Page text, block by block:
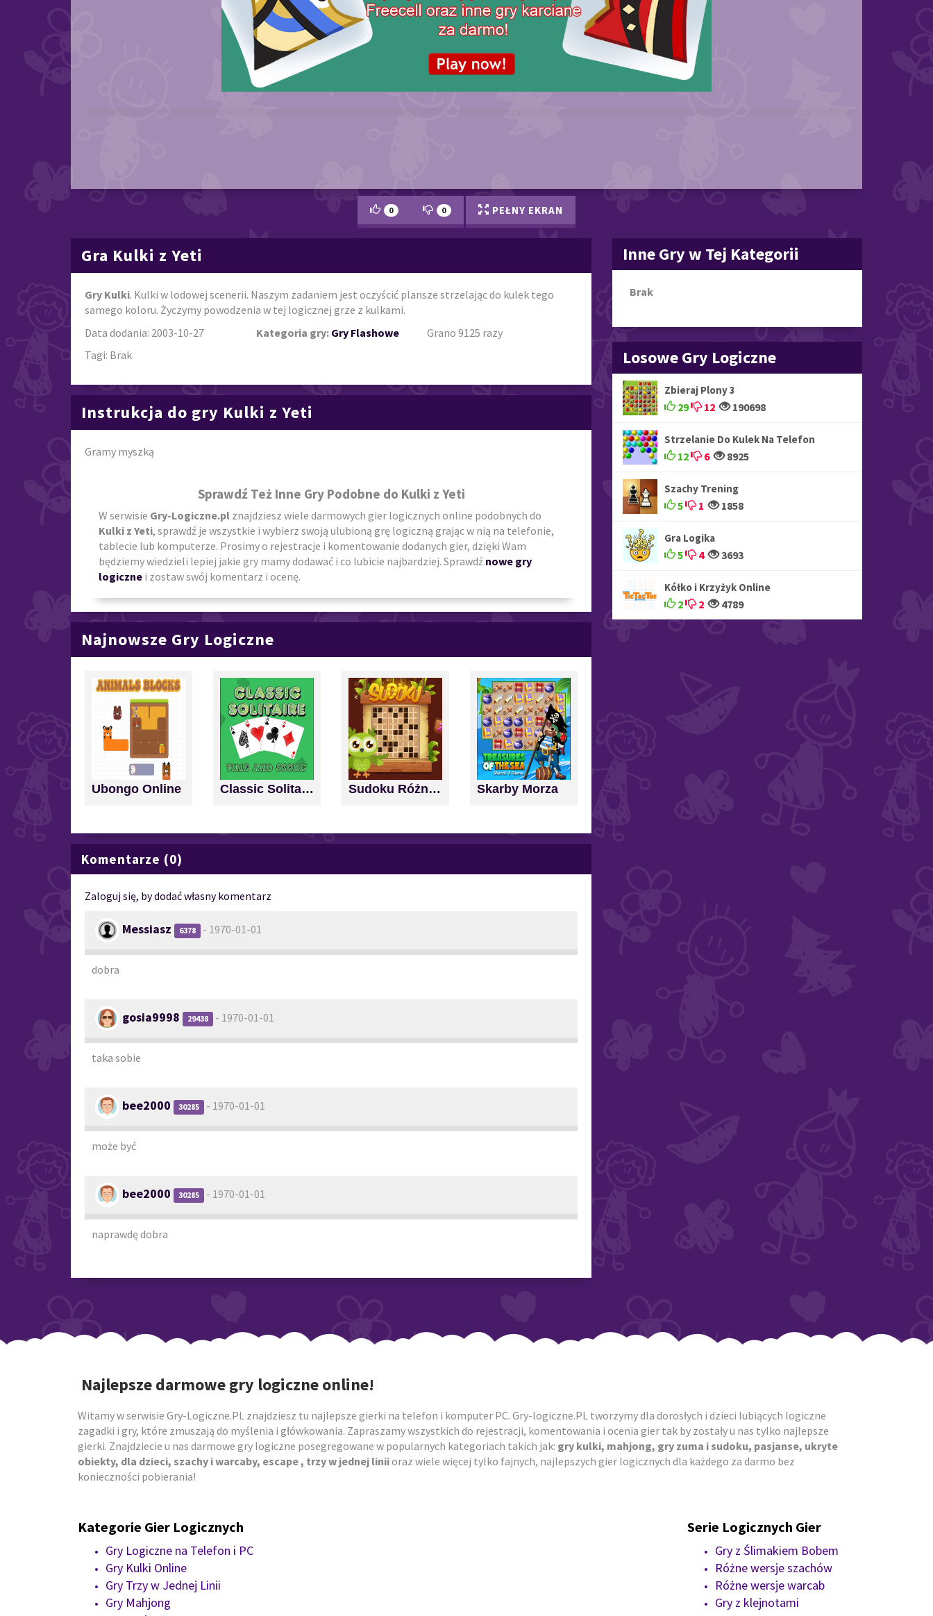
0 0 PEŁNY EKRAN
Inne Gry w Tej Kategorii
Brak
Losowe Gry Logiczne
Zbieraj Plony 3
29 12 190698
Strzelanie Do Kulek Na Telefon
12 6 8925
Szachy Trening
5 1 1858
Gra Logika
5 4 3693
Kółko i Krzyżyk Online
2 2 4789
Gra Kulki z Yeti
Gry Kulki. Kulki w lodowej scenerii. Naszym zadaniem jest oczyścić plansze strzelając do kulek tego
samego koloru. Życzymy powodzenia w tej logicznej grze z kulkami.
Data dodania: 2003-10-27
Kategoria gry: Gry Flashowe
Grano 9125 razy
Tagi: Brak
Instrukcja do gry Kulki z Yeti
Gramy myszką
Sprawdź Też Inne Gry Podobne do Kulki z Yeti
W serwisie Gry-Logiczne.pl znajdziesz wiele darmowych gier logicznych online podobnych do
Kulki z Yeti, sprawdź je wszystkie i wybierz swoją ulubioną grę logiczną grając w nią na telefonie,
tablecie lub komputerze. Prosimy o rejestracje i komentowanie dodanych gier, dzięki Wam
będziemy wiedzieli lepiej jakie gry mamy dodawać i co lubicie najbardziej. Sprawdź nowe gry
logiczne i zostaw swój komentarz i ocenę.
Najnowsze Gry Logiczne
Ubongo Online Classic Solitaire: Time and Score Sudoku Różne Poziomy Skarby Morza
Komentarze (0)
Zaloguj się, by dodać własny komentarz
Messiasz 6378 - 1970-01-01
dobra
gosia9998 29438 - 1970-01-01
taka sobie
bee2000 30285 - 1970-01-01
może być
bee2000 30285 - 1970-01-01
naprawdę dobra
Najlepsze darmowe gry logiczne online!
Witamy w serwisie Gry-Logiczne.PL znajdziesz tu najlepsze gierki na telefon i komputer PC. Gry-logiczne.PL tworzymy dla dorosłych i dzieci lubiących logiczne
zagadki i gry, które zmuszają do myślenia i główkowania. Zapraszamy wszystkich do rejestracji, komentowania i ocenia gier tak by zostały u nas tylko najlepsze
gierki. Znajdziecie u nas darmowe gry logiczne posegregowane w popularnych kategoriach takich jak: gry kulki, mahjong, gry zuma i sudoku, pasjanse, ukryte
obiekty, dla dzieci, szachy i warcaby, escape , trzy w jednej liniioraz wiele więcej tylko fajnych, najlepszych gier logicznych dla każdego za darmo bez
konieczności pobierania!
Kategorie Gier Logicznych
Gry Logiczne na Telefon i PC
Gry Kulki Online
Gry Trzy w Jednej Linii
Gry Mahjong
Serie Logicznych Gier
Gry z Ślimakiem Bobem
Różne wersje szachów
Różne wersje warcab
Gry z klejnotami